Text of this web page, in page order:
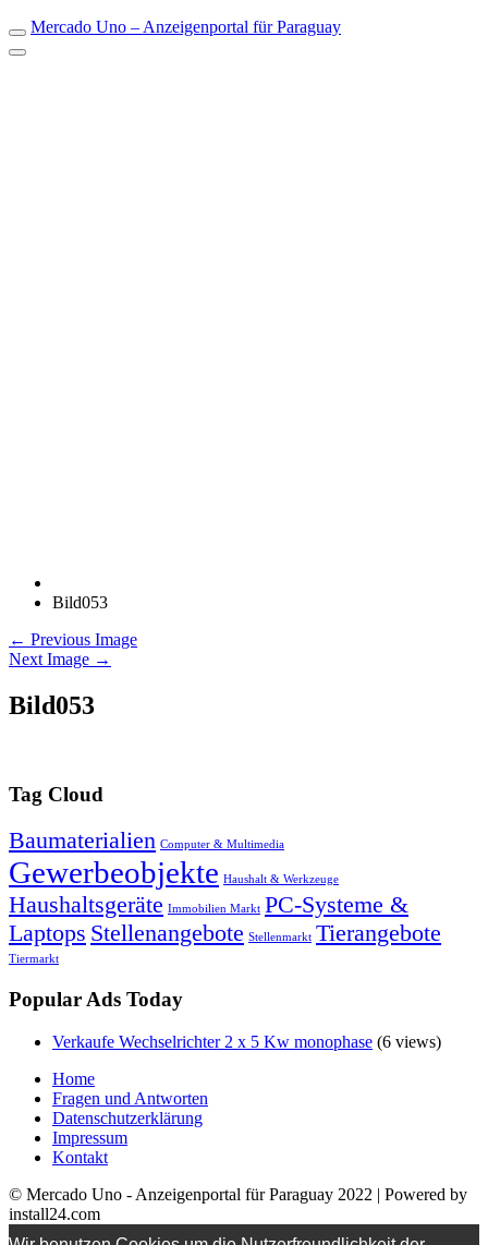
Mercado Uno – Anzeigenportal für Paraguay
Bild053
← Previous Image
Next Image →
Bild053
Tag Cloud
Baumaterialien Computer & Multimedia
Gewerbeobjekte Haushalt & Werkzeuge
Haushaltsgeräte Immobilien Markt PC-Systeme &
Laptops Stellenangebote Stellenmarkt Tierangebote
Tiermarkt
Popular Ads Today
Verkaufe Wechselrichter 2 x 5 Kw monophase (6 views)
Home
Fragen und Antworten
Datenschutzerklärung
Impressum
Kontakt
© Mercado Uno - Anzeigenportal für Paraguay 2022 | Powered by
install24.com